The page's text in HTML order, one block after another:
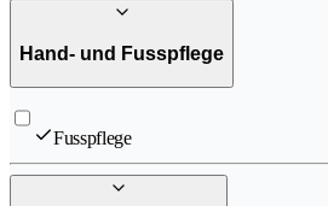
Hand- und Fusspflege
Fusspflege